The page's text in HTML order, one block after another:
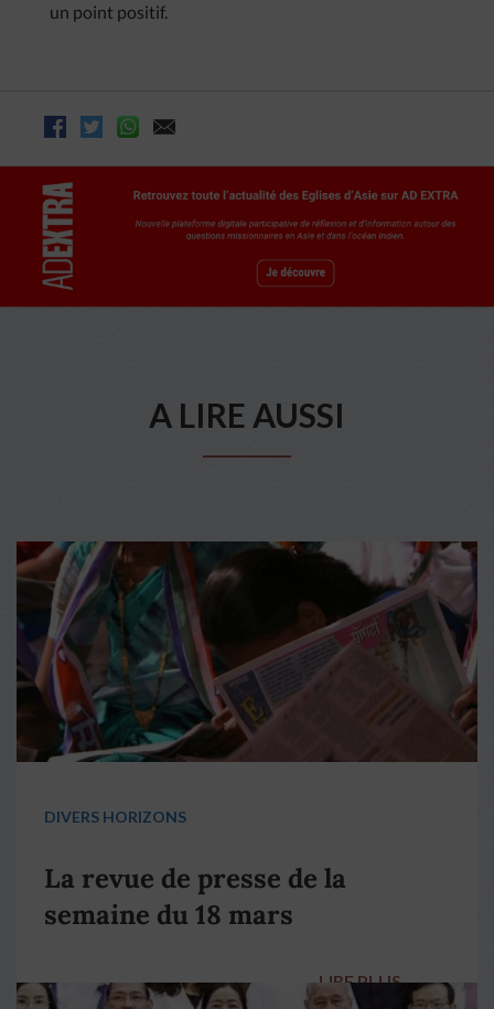
un point positif.
A LIRE AUSSI
DIVERS HORIZONS
La revue de presse de la
semaine du 18 mars
LIRE PLUS →